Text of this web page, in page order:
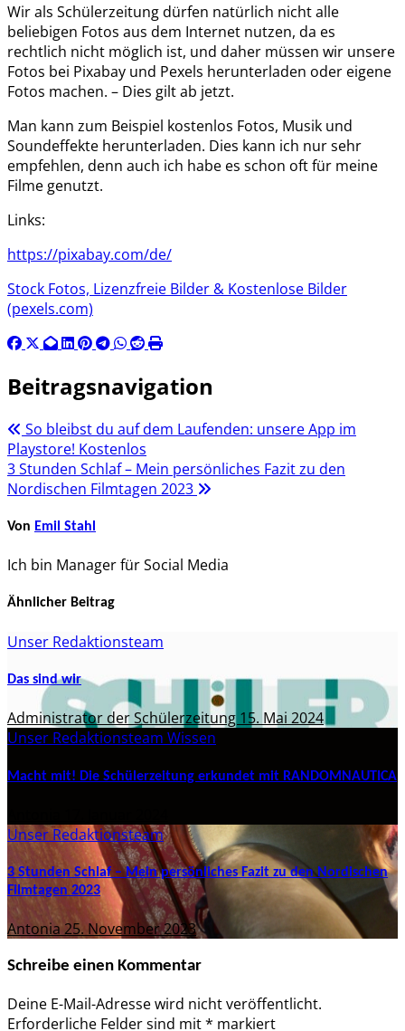
Wir als Schülerzeitung dürfen natürlich nicht alle
beliebigen Fotos aus dem Internet nutzen, da es
rechtlich nicht möglich ist, und daher müssen wir unsere
Fotos bei Pixabay und Pexels herunterladen oder eigene
Fotos machen. – Dies gilt ab jetzt.
Man kann zum Beispiel kostenlos Fotos, Musik und
Soundeffekte herunterladen. Dies kann ich nur sehr
empfehlen, denn auch ich habe es schon oft für meine
Filme genutzt.
Links:
https://pixabay.com/de/
Stock Fotos, Lizenzfreie Bilder & Kostenlose Bilder
(pexels.com)
Beitragsnavigation
So bleibst du auf dem Laufenden: unsere App im
Playstore! Kostenlos
3 Stunden Schlaf – Mein persönliches Fazit zu den
Nordischen Filmtagen 2023
Von Emil Stahl
Ich bin Manager für Social Media
Ähnlicher Beitrag
Unser Redaktionsteam
Das sind wir
Administrator der Schülerzeitung 15. Mai 2024
Unser Redaktionsteam Wissen
Macht mit! Die Schülerzeitung erkundet mit RANDOMNAUTICA
Unser Redaktionsteam
3 Stunden Schlaf – Mein persönliches Fazit zu den Nordischen
Filmtagen 2023
Antonia25. November 2023
Schreibe einen Kommentar
Deine E-Mail-Adresse wird nicht veröffentlicht.
Erforderliche Felder sind mit* markiert